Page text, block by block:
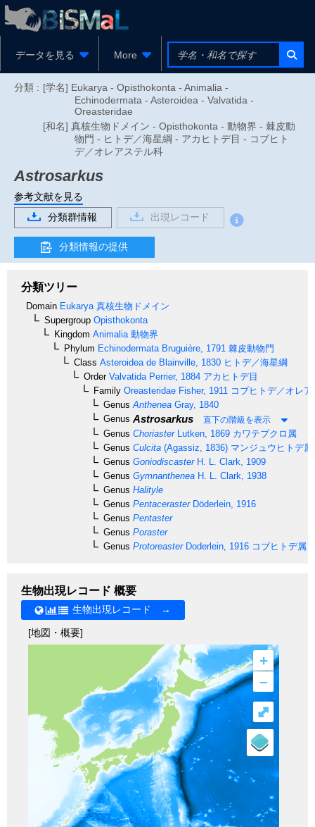
データを見る More
分類 : [学名] Eukarya - Opisthokonta - Animalia -
Echinodermata - Asteroidea - Valvatida -
Oreasteridae
[和名] 真核生物ドメイン - Opisthokonta - 動物界 - 棘皮動
物門 - ヒトデ／海星綱 - アカヒトデ目 - コブヒト
デ／オレアステル科
Astrosarkus
参考文献を見る
分類群情報
出現レコード
分類情報の提供
分類ツリー
Domain Eukarya 真核生物ドメイン
Supergroup Opisthokonta
Kingdom Animalia 動物界
Phylum Echinodermata Bruguière, 1791 棘皮動物門
Class Asteroidea de Blainville, 1830 ヒトデ／海星綱
OrderValvatida Perrier, 1884 アカヒトデ目
Family Oreasteridae Fisher, 1911 コブヒトデ／オレ
Genus Anthenea Gray, 1840
Genus Astrosarkus 直下の階級を表示
Genus ChoriasterLutken, 1869 カワテブクロ属
Genus Culcita (Agassiz, 1836) マンジュウヒトデ属
Genus GoniodiscasterH. L. Clark, 1909
Genus Gymnanthenea H. L. Clark, 1938
Genus Halityle
Genus PentacerasterDöderlein, 1916
Genus Pentaster
Genus Poraster
Genus ProtoreasterDoderlein, 1916 コブヒトデ属
生物出現レコード 概要
生物出現レコード →
[地図・概要]
+
–
⤢